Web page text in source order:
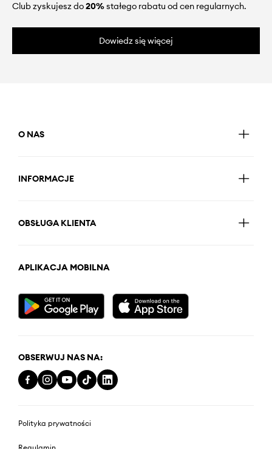
Club zyskujesz do20%stałego rabatu od cen regularnych.
Dowiedz się więcej
O NAS
INFORMACJE
OBSŁUGA KLIENTA
APLIKACJA MOBILNA
OBSERWUJ NAS NA:
Polityka prywatności